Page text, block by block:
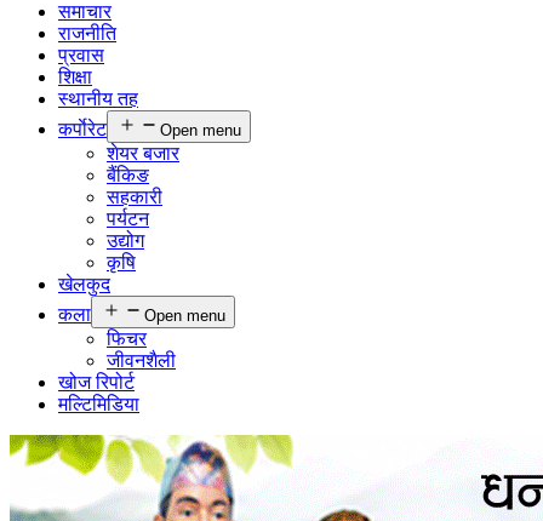
समाचार
राजनीति
प्रवास
शिक्षा
स्थानीय तह
कर्पाेरेट
Open menu
शेयर बजार
बैंकिङ
सहकारी
पर्यटन
उद्योग
कृषि
खेलकुद
कला
Open menu
फिचर
जीवनशैली
खोज रिपोर्ट
मल्टिमिडिया